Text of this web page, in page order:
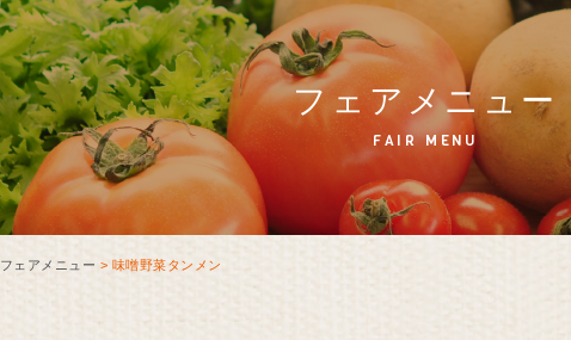
フェアメニュー
FAIR MENU
フェアメニュー > 味噌野菜タンメン